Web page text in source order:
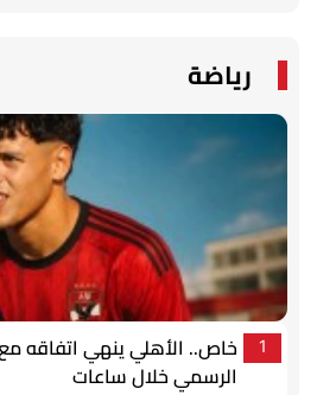
رياضة
1
خاص.. الأهلي ينهي اتفاقه
الرسمي خلال ساعات